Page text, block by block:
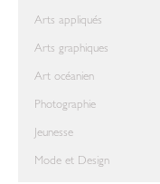
Arts appliqués
Arts graphiques
Art océanien
Photographie
Jeunesse
Mode et Design